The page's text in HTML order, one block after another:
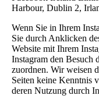
Harbour, Dublin 2,
Wenn Sie in Ihrem
Sie durch Anklicken
Website mit Ihrem
Instagram den Besuch
zuordnen. Wir weisen
Seiten keine Kenntnis
deren Nutzung durch